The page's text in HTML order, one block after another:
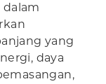
yang
daya